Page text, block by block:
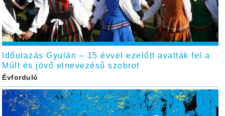
Időutazás Gyulán – 15 évvel ezelőtt avatták fel a
Múlt és jövő elnevezésű szobrot
Évforduló